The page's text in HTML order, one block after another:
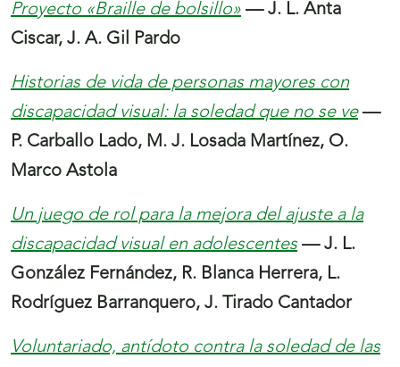
Proyecto «Braille de bolsillo» — J. L. Anta
Ciscar, J. A. Gil Pardo
Historias de vida de personas mayores con
discapacidad visual: la soledad que no se ve—
P. Carballo Lado, M. J. Losada Martínez, O.
Marco Astola
Un juego de rol para la mejora del ajuste a la
discapacidad visual en adolescentes — J. L.
González Fernández, R. Blanca Herrera, L.
Rodríguez Barranquero, J. Tirado Cantador
Voluntariado, antídoto contra la soledad de las